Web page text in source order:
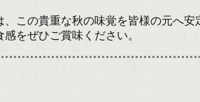
この貴重な秋の味覚を皆様の元へ安
をぜひご賞味ください。